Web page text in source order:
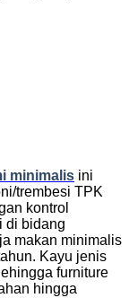
minimalis ini
trembesi TPK
kontrol
di bidang
makan minimalis
Kayu jenis
furniture
hingga